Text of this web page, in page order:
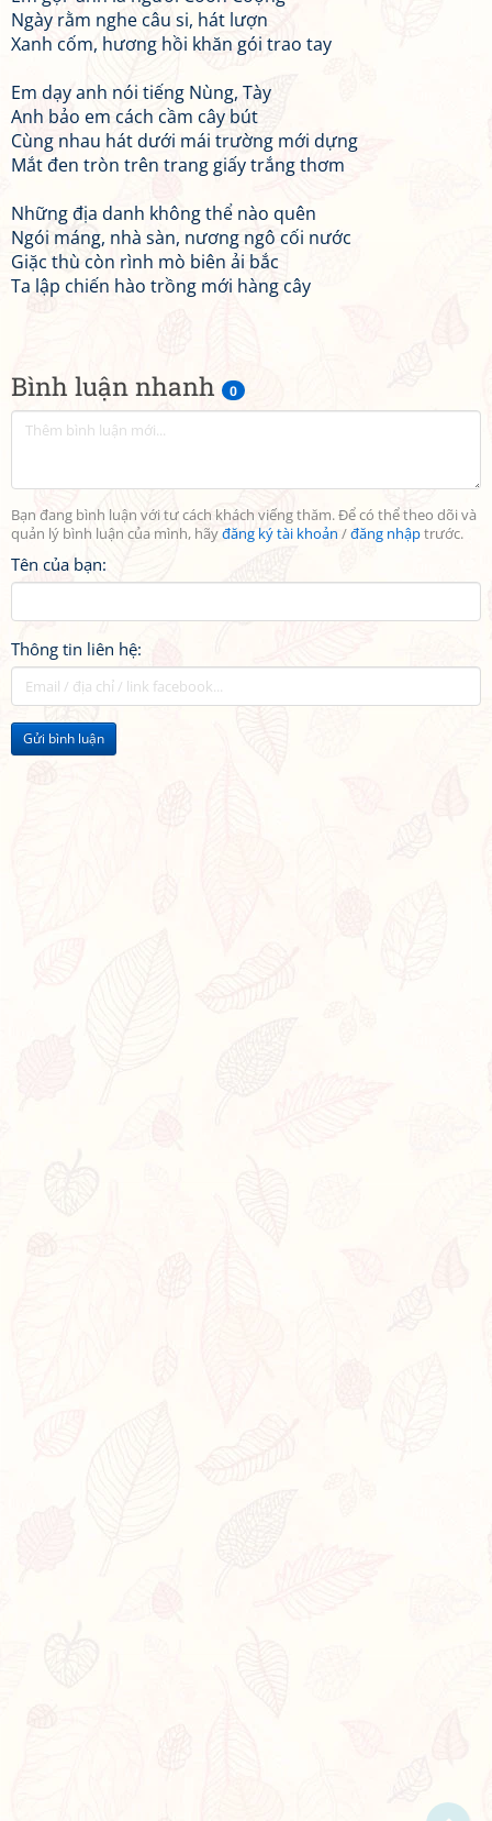
Bình luận nhanh 0
Bạn đang bình luận với tư cách khách viếng thăm. Để có thể theo dõi và
quản lý bình luận của mình, hãyđăng ký tài khoản /đăng nhậptrước.
Tên của bạn:
Thông tin liên hệ:
Gửi bình luận
Ngày rằm nghe câu si, hát lượn
Xanh cốm, hương hồi khăn gói trao tay
Em dạy anh nói tiếng Nùng, Tày
Anh bảo em cách cầm cây bút
Cùng nhau hát dưới mái trường mới dựng
Mắt đen tròn trên trang giấy trắng thơm
Những địa danh không thể nào quên
Ngói máng, nhà sàn, nương ngô cối nước
Giặc thù còn rình mò biên ải bắc
Ta lập chiến hào trồng mới hàng cây